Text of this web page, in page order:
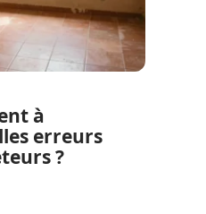
à
erreurs
?